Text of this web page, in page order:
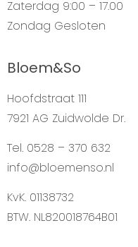
Zaterdag 9:00 – 17.00
Zondag Gesloten
Bloem&So
Hoofdstraat 111
7921 AG Zuidwolde Dr.
Tel. 0528 – 370 632
info@bloemenso.nl
KvK. 01138732
BTW. NL820018764B01